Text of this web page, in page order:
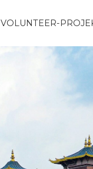
VOLUNTEER-